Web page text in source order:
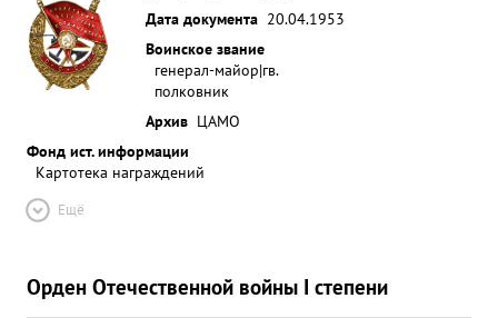
Дата документа 20.04.1953
Воинское звание
генерал-майор|гв.
полковник
Архив ЦАМО
Фонд ист. информации
Картотека награждений
Ещё
Орден Отечественной войны I степени